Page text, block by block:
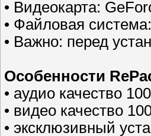
• Видеокарта:
• Файловая
• Важно: перед
Особенности
• аудио качество
• видео качество
• эксклюзивный